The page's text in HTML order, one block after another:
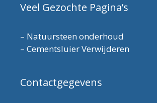
Veel Gezochte Pagina’s
– Natuursteen onderhoud
– Cementsluier Verwijderen
Contactgegevens